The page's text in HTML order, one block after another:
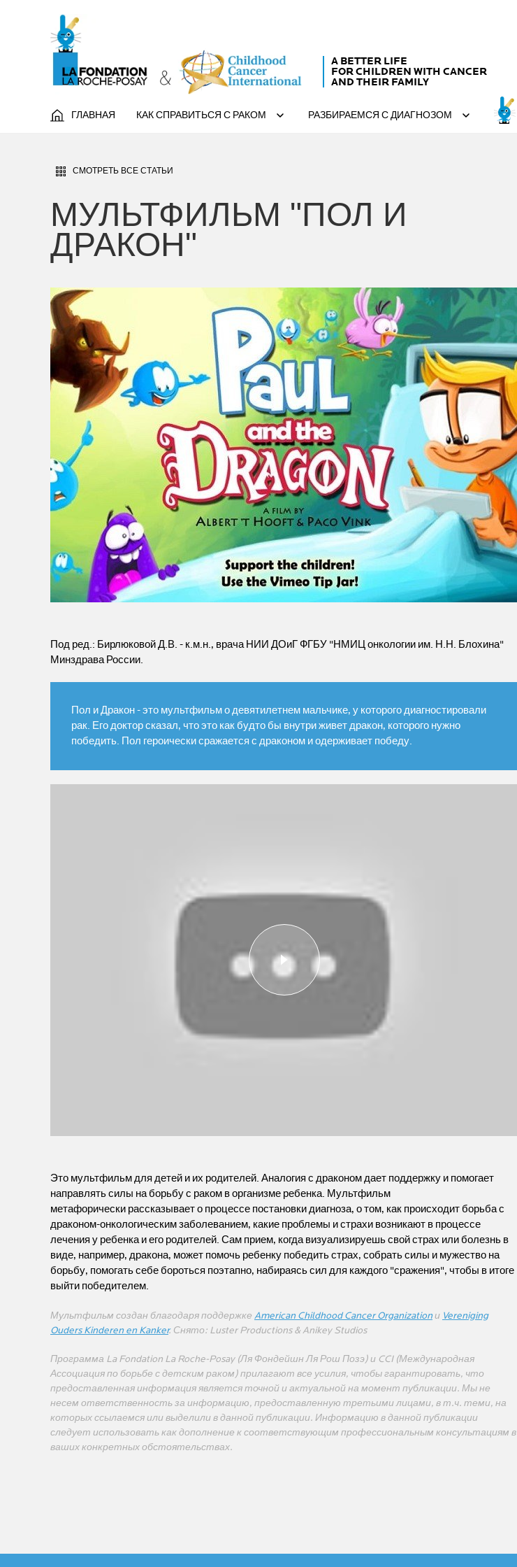
A BETTER LIFE
FOR CHILDREN WITH CANCER
AND THEIR FAMILY
ГЛАВНАЯ КАК СПРАВИТЬСЯ С РАКОМ РАЗБИРАЕМСЯ С ДИАГНОЗОМ
СМОТРЕТЬ ВСЕ СТАТЬИ
МУЛЬТФИЛЬМ "ПОЛ И
ДРАКОН"
Под ред.: Бирлюковой Д.В. - к.м.н., врача НИИ ДОиГ ФГБУ "НМИЦ онкологии им. Н.Н. Блохина"
Минздрава России.
Пол и Дракон - это мультфильм о девятилетнем мальчике, у которого диагностировали
рак. Его доктор сказал, что это как будто бы внутри живет дракон, которого нужно
победить. Пол героически сражается с драконом и одерживает победу.
Это мультфильм для детей и их родителей. Аналогия с драконом дает поддержку и помогает
направлять силы на борьбу с раком в организме ребенка. Мультфильм
метафорически рассказывает о процессе постановки диагноза, о том, как происходит борьба с
драконом-онкологическим заболеванием, какие проблемы и страхи возникают в процессе
лечения у ребенка и его родителей. Сам прием, когда визуализируешь свой страх или болезнь в
виде, например, дракона, может помочь ребенку победить страх, собрать силы и мужество на
борьбу, помогать себе бороться поэтапно, набираясь сил для каждого "сражения", чтобы в итоге
выйти победителем.
Мультфильм создан благодаря поддержке American Childhood Cancer Organizationи Vereniging
Ouders Kinderen en Kanker. Снято: Luster Productions & Anikey Studios
Программа La Fondation La Roche-Posay (Ля Фондейшн Ля Рош Позэ) и CCI (Международная
Ассоциация по борьбе с детским раком) прилагают все усилия, чтобы гарантировать, что
предоставленная информация является точной и актуальной на момент публикации. Мы не
несем ответственность за информацию, предоставленную третьими лицами, в т.ч. теми, на
которых ссылаемся или выделили в данной публикации. Информацию в данной публикации
следует использовать как дополнение к соответствующим профессиональным консультациям в
ваших конкретных обстоятельствах.